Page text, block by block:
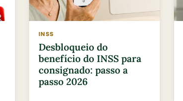
INSS
Desbloqueio do
benefício do INSS para
consignado: passo a
passo 2026